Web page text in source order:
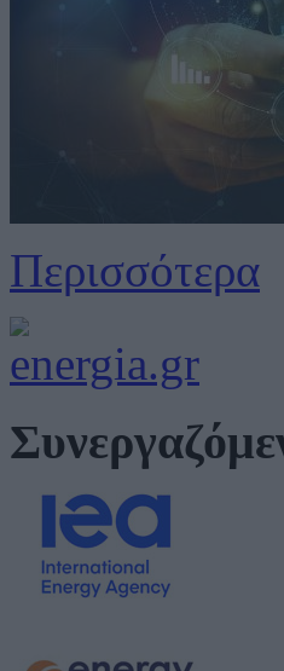
Περισσότερα